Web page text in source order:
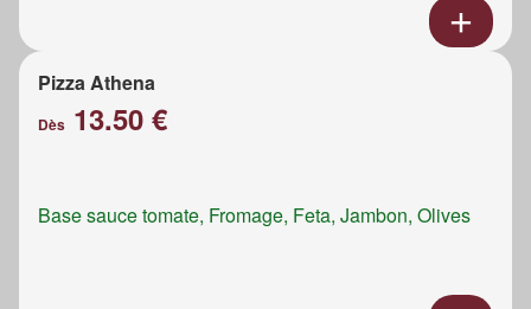
Pizza Athena
Dès 13.50 €
Base sauce tomate, Fromage, Feta, Jambon, Olives